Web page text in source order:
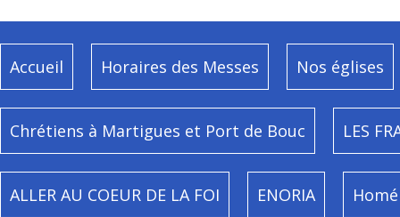
Accueil Horaires des Messes Nos églises
Chrétiens à Martigues et Port de Bouc LES
ALLER AU COEUR DE LA FOI ENORIA